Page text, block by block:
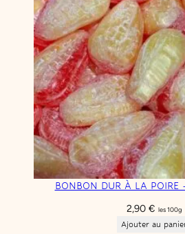
BONBON DUR À LA POIRE
2,90 € les 100g
Ajouter au